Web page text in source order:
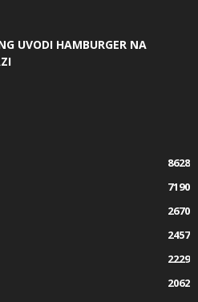
UVODI HAMBURGER NA
8628
7190
2670
2457
2229
2062